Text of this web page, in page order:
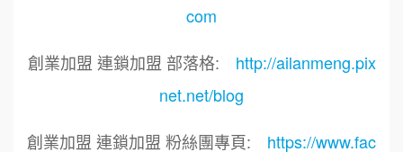
com
創業加盟 連鎖加盟 部落格: http://ailanmeng.pix
net.net/blog
創業加盟 連鎖加盟 粉絲團專頁: https://www.fac